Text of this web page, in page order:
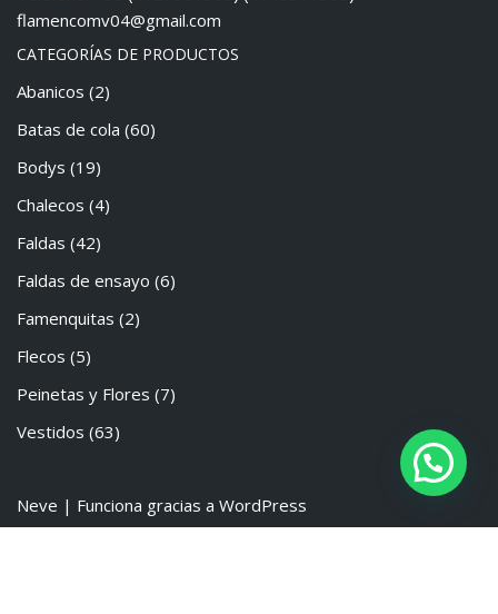
flamencomv04@gmail.com
CATEGORÍAS DE PRODUCTOS
Abanicos (2)
Batas de cola (60)
Bodys (19)
Chalecos (4)
Faldas (42)
Faldas de ensayo (6)
Famenquitas (2)
Flecos (5)
Peinetas y Flores (7)
Vestidos (63)
Neve | Funciona gracias a WordPress